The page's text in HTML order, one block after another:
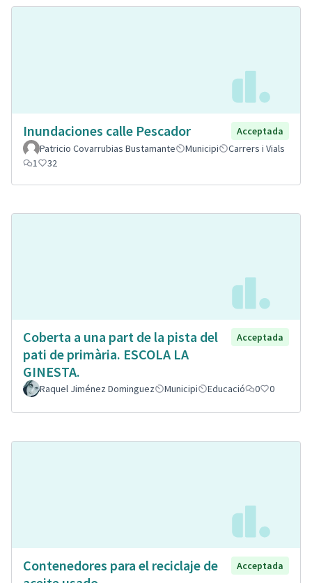
Inundaciones calle Pescador
Acceptada
Patricio Covarrubias Bustamante
Municipi
Carrers i Vials
1
32
Coberta a una part de la pista del
pati de primària. ESCOLA LA
GINESTA.
Acceptada
Raquel Jiménez Dominguez Municipi Educació 0 0
Contenedores para el reciclaje de
Acceptada